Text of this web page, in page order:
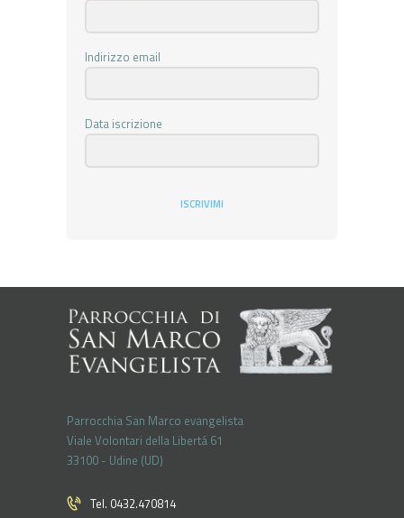
Indirizzo email
Data iscrizione
ISCRIVIMI
Parrocchia San Marco evangelista
Viale Volontari della Libertá 61
33100 - Udine (UD)
Tel. 0432.470814